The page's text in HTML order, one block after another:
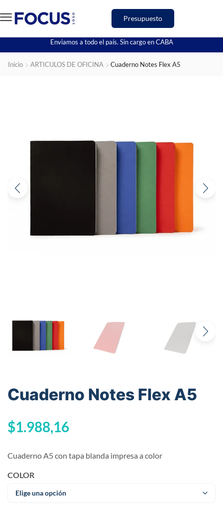
Presupuesto
Enviamos a todo el país. Sin cargo en CABA
Inicio ARTICULOS DE OFICINA Cuaderno Notes Flex A5
Cuaderno Notes Flex A5
$1.988,16
Cuaderno A5 con tapa blanda impresa a color
COLOR